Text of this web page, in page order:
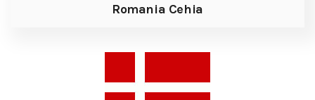
Romania Cehia